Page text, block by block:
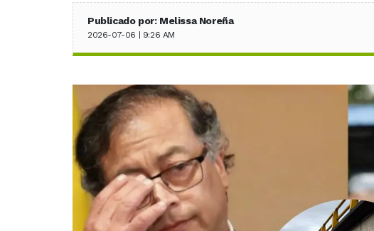
Publicado por: Melissa Noreña
2026-07-06 | 9:26 AM